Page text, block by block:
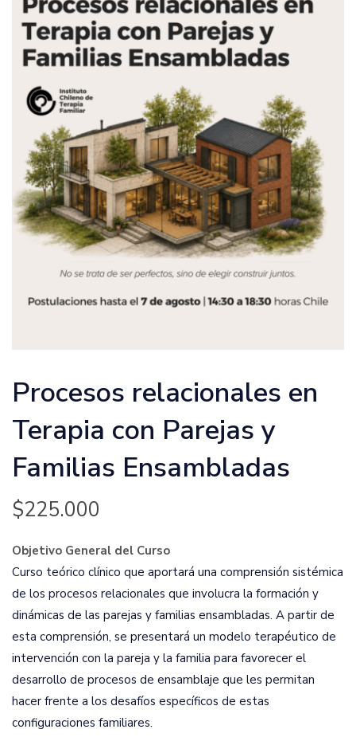
Procesos relacionales en
Terapia con Parejas y
Familias Ensambladas
$225.000
Objetivo General del Curso
Curso teórico clínico que aportará una comprensión sistémica
de los procesos relacionales que involucra la formación y
dinámicas de las parejas y familias ensambladas. A partir de
esta comprensión, se presentará un modelo terapéutico de
intervención con la pareja y la familia para favorecer el
desarrollo de procesos de ensamblaje que les permitan
hacer frente a los desafíos específicos de estas
configuraciones familiares.